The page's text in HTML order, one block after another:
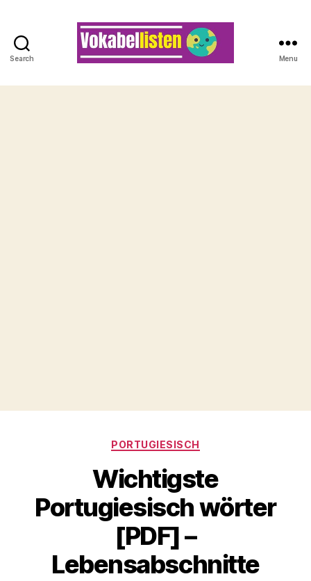
Search Menu
Categories
PORTUGIESISCH
Wichtigste
Portugiesisch wörter
[PDF] –
Lebensabschnitte